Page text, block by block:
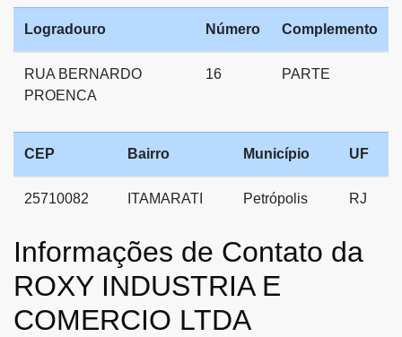
Logradouro Número Complemento
RUA BERNARDO
PROENCA
16 PARTE
CEP Bairro Município UF
25710082 ITAMARATI Petrópolis RJ
Informações de Contato da
ROXY INDUSTRIA E
COMERCIO LTDA